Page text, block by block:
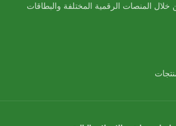
خلال المنصات الرقمية المختلفة والبطاقات